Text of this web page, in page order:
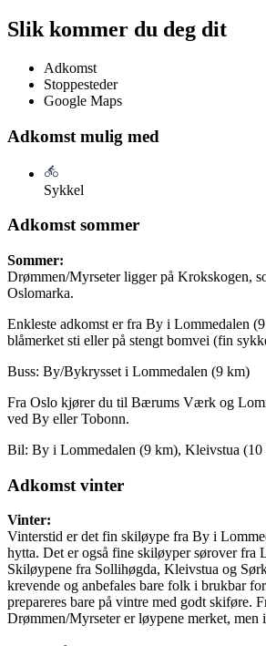
Slik kommer du deg dit
Adkomst
Stoppesteder
Google Maps
Adkomst mulig med
Sykkel
Adkomst sommer
Sommer:
Drømmen/Myrseter ligger på Krokskogen,
Oslomarka.
Enkleste adkomst er fra By i Lommedalen
blåmerket sti eller på stengt bomvei (fin
Buss: By/Bykrysset i Lommedalen (9 km)
Fra Oslo kjører du til Bærums Værk og
ved By eller Tobonn.
Bil: By i Lommedalen (9 km), Kleivstua (10
Adkomst vinter
Vinter:
Vinterstid er det fin skiløype fra By i
hytta. Det er også fine skiløyper sørover fra
Skiløypene fra Sollihøgda, Kleivstua og
krevende og anbefales bare folk i brukbar
prepareres bare på vintre med godt skiføre.
Drømmen/Myrseter er løypene merket, men